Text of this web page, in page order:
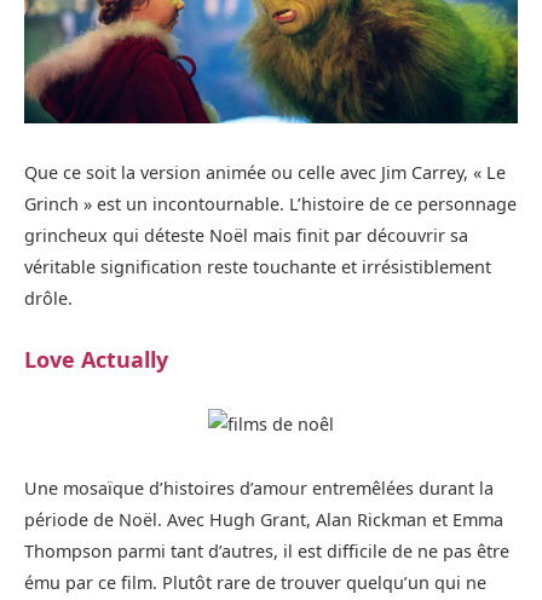
Que ce soit la version animée ou celle avec Jim Carrey, « Le
Grinch » est un incontournable. L’histoire de ce personnage
grincheux qui déteste Noël mais finit par découvrir sa
véritable signification reste touchante et irrésistiblement
drôle.
Love Actually
Une mosaïque d’histoires d’amour entremêlées durant la
période de Noël. Avec Hugh Grant, Alan Rickman et Emma
Thompson parmi tant d’autres, il est difficile de ne pas être
ému par ce film. Plutôt rare de trouver quelqu’un qui ne